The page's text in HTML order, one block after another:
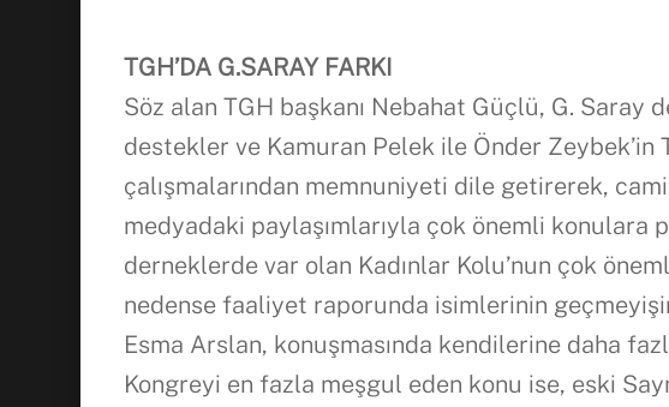
TGH’DA G.SARAY FARKI
Söz alan TGH başkanı Nebahat Güçlü, G. Saray
destekler ve Kamuran Pelek ile Önder
çalışmalarından memnuniyeti dile getirerek,
medyadaki paylaşımlarıyla çok önemli konulara
derneklerde var olan Kadınlar Kolu’nun çok
nedense faaliyet raporunda isimlerinin
Esma Arslan, konuşmasında kendilerine daha
Kongreyi en fazla meşgul eden konu ise, eski